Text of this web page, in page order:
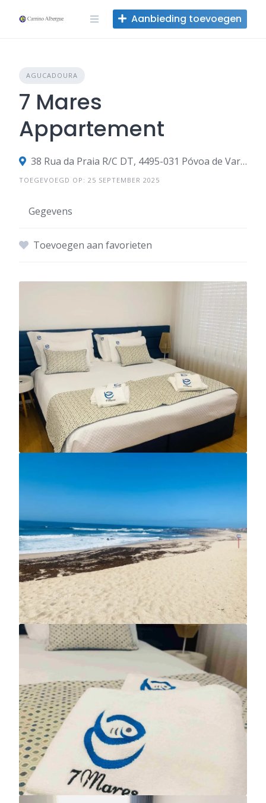
naar
Aanbieding toevoegen
AGUCADOURA
7 Mares
Appartement
38 Rua da Praia R/C DT, 4495-031 Póvoa de Varzim, Portugal
TOEGEVOEGD OP: 25 SEPTEMBER 2025
Gegevens
Toevoegen aan favorieten